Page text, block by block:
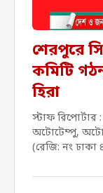
শেরপুরে
কমিটি
হিরা
স্টাফ
অটোটেম্পু,
(রেজি: নং ঢাকা
হয়েছে। ১১ মে